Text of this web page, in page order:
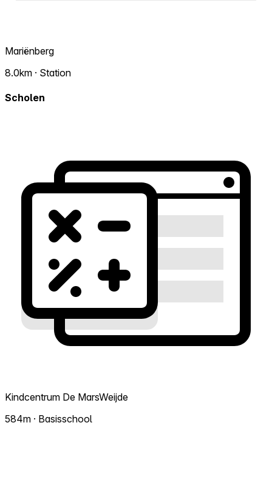
Mariënberg
8.0km · Station
Scholen
Kindcentrum De MarsWeijde
584m · Basisschool